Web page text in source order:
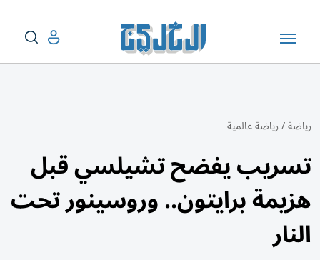
رياضة/رياضة عالمية
تسريب يفضح تشيلسي قبل
هزيمة برايتون.. وروسينور تحت
النار